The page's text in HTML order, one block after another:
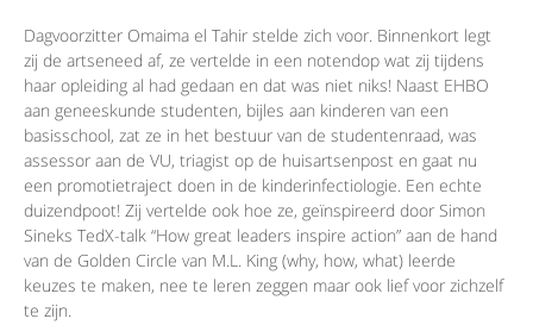
Dagvoorzitter Omaima el Tahir stelde zich voor. Binnenkort legt
zij de artseneed af, ze vertelde in een notendop wat zij tijdens
haar opleiding al had gedaan en dat was niet niks! Naast EHBO
aan geneeskunde studenten, bijles aan kinderen van een
basisschool, zat ze in het bestuur van de studentenraad, was
assessor aan de VU, triagist op de huisartsenpost en gaat nu
een promotietraject doen in de kinderinfectiologie. Een echte
duizendpoot! Zij vertelde ook hoe ze, geïnspireerd door Simon
Sineks TedX-talk “How great leaders inspire action” aan de hand
van de Golden Circle van M.L. King (why, how, what) leerde
keuzes te maken, nee te leren zeggen maar ook lief voor zichzelf
te zijn.